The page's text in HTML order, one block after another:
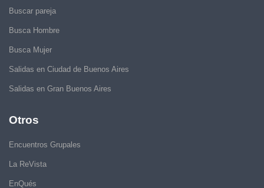
Buscar pareja
Busca Hombre
Busca Mujer
Salidas en Ciudad de Buenos Aires
Salidas en Gran Buenos Aires
Otros
Encuentros Grupales
La ReVista
EnQués